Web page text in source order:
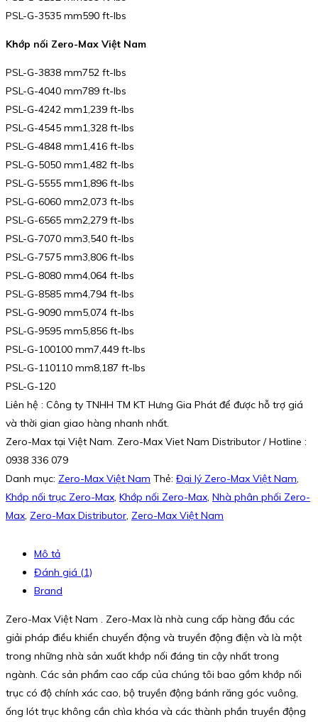
PSL-G-3535 mm590 ft-lbs
Khớp nối Zero-Max Việt Nam
PSL-G-3838 mm752 ft-lbs
PSL-G-4040 mm789 ft-lbs
PSL-G-4242 mm1,239 ft-lbs
PSL-G-4545 mm1,328 ft-lbs
PSL-G-4848 mm1,416 ft-lbs
PSL-G-5050 mm1,482 ft-lbs
PSL-G-5555 mm1,896 ft-lbs
PSL-G-6060 mm2,073 ft-lbs
PSL-G-6565 mm2,279 ft-lbs
PSL-G-7070 mm3,540 ft-lbs
PSL-G-7575 mm3,806 ft-lbs
PSL-G-8080 mm4,064 ft-lbs
PSL-G-8585 mm4,794 ft-lbs
PSL-G-9090 mm5,074 ft-lbs
PSL-G-9595 mm5,856 ft-lbs
PSL-G-100100 mm7,449 ft-lbs
PSL-G-110110 mm8,187 ft-lbs
PSL-G-120
Liên hệ : Công ty TNHH TM KT Hưng Gia Phát để được hỗ trợ giá
và thời gian giao hàng nhanh nhất.
Zero-Max tại Việt Nam. Zero-Max Viet Nam Distributor / Hotline :
0938 336 079
Danh mục: Zero-Max Việt Nam Thẻ: Đại lý Zero-Max Việt Nam
Khớp nối trục Zero-Max Khớp nối Zero-Max Nhà phân phối Zero-
Max Zero-Max Distributor Zero-Max Việt Nam
Mô tả
Đánh giá (1)
Brand
Zero-Max Việt Nam . Zero-Max là nhà cung cấp hàng đầu các
giải pháp điều khiển chuyển động và truyền động điện và là một
trong những nhà sản xuất khớp nối đáng tin cậy nhất trong
ngành. Các sản phẩm cao cấp của chúng tôi bao gồm khớp nối
trục có độ chính xác cao, bộ truyền động bánh răng góc vuông,
ống lót trục không cần chìa khóa và các thành phần truyền động